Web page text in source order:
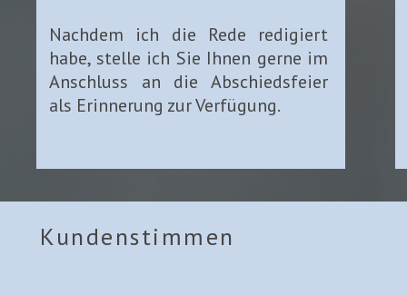
Nachdem ich die Rede redigiert
habe, stelle ich Sie Ihnen gerne im
Anschluss an die Abschiedsfeier
als Erinnerung zur Verfügung.
Kundenstimmen